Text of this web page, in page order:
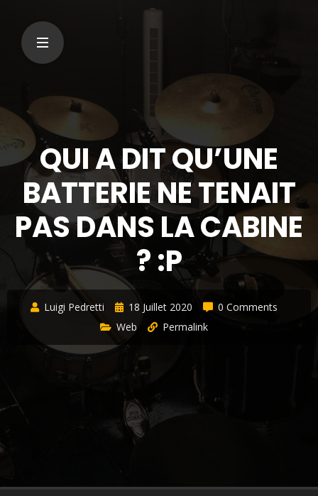
QUI A DIT QU’UNE
BATTERIE NE TENAIT
PAS DANS LA CABINE
? :P
Luigi Pedretti 18 Juillet 2020
0 Comments
Web
Permalink